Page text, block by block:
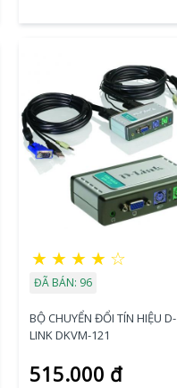
★ ★ ★ ★ ☆
ĐÃ BÁN: 96
BỘ CHUYỂN ĐỔI TÍN HIỆU D-
LINK DKVM-121
515.000 đ